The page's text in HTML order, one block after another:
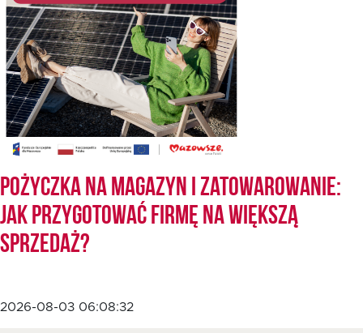
Rekrutujemy
Kontakt
Pożyczka na magazyn i zatowarowanie:
jak przygotować firmę na większą
sprzedaż?
2026-08-03 06:08:32